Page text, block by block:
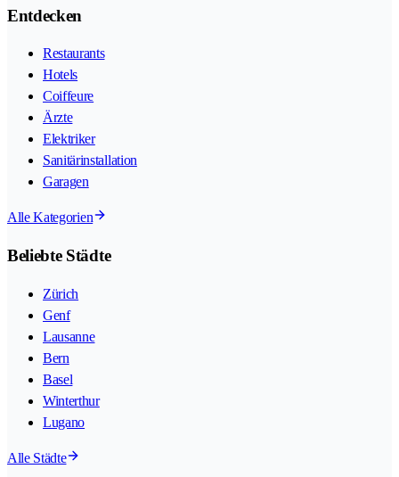
Entdecken
Restaurants
Hotels
Coiffeure
Ärzte
Elektriker
Sanitärinstallation
Garagen
Alle Kategorien
Beliebte Städte
Zürich
Genf
Lausanne
Bern
Basel
Winterthur
Lugano
Alle Städte